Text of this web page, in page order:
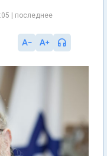
| последнее